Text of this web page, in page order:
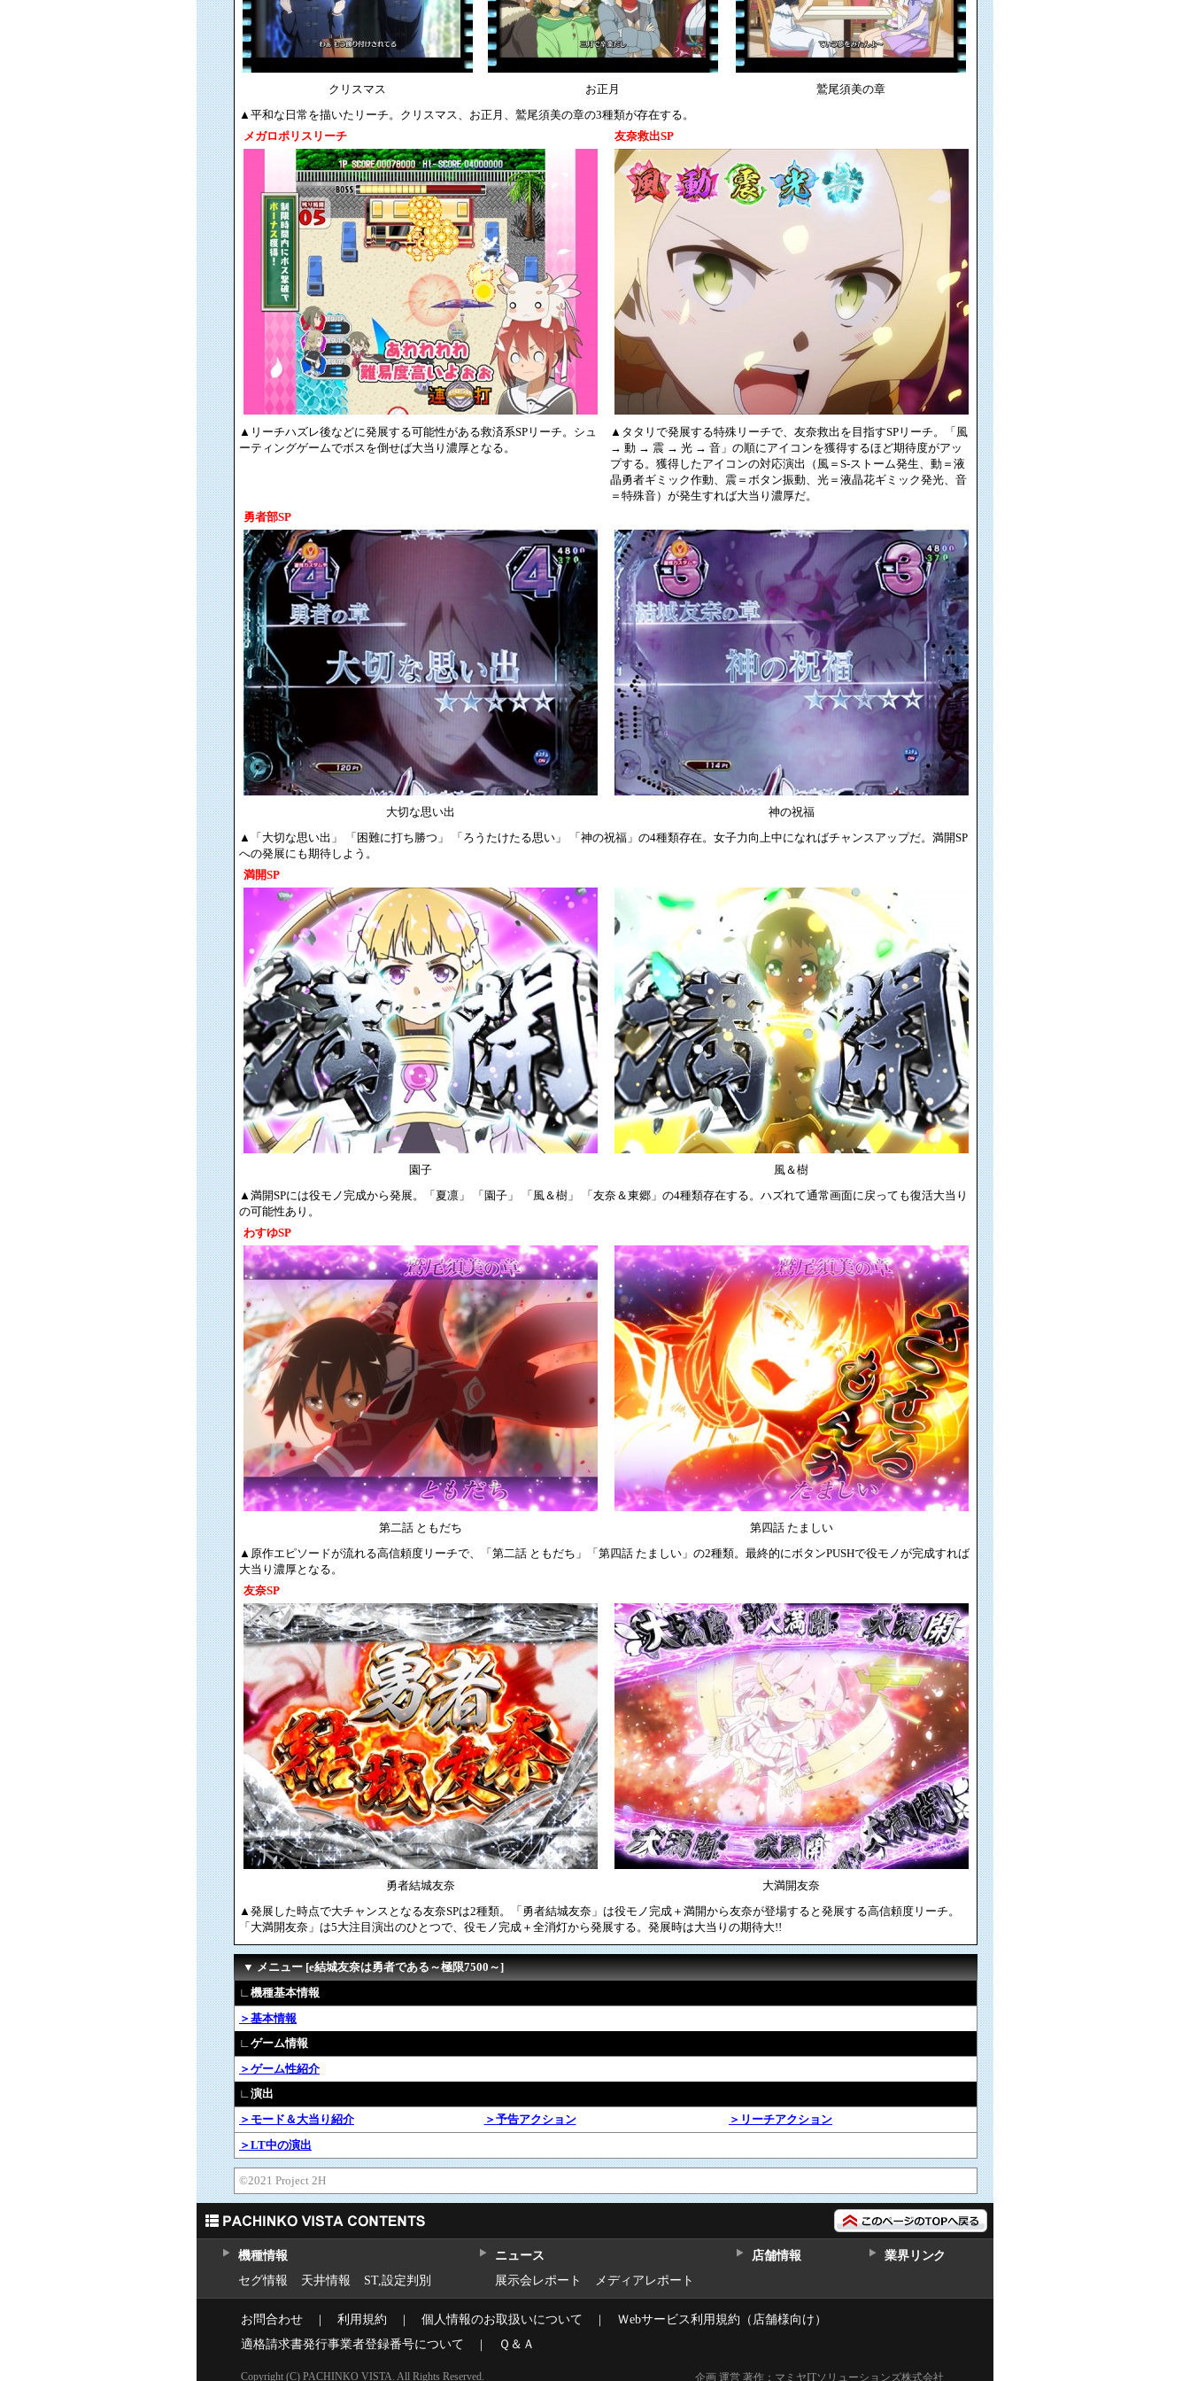
クリスマス お正月
鷲尾須美の章
▲平和な日常を描いたリーチ。クリスマス、お正月、鷲尾須美の章の3種類が存在する。
メガロポリスリーチ
友奈救出SP
▲リーチハズレ後などに発展する可能性がある救済系SPリーチ。シュ
ーティングゲームでボスを倒せば大当り濃厚となる。
▲タタリで発展する特殊リーチで、友奈救出を目指すSPリーチ。「風
→ 動 → 震 → 光 → 音」の順にアイコンを獲得するほど期待度がアッ
プする。獲得したアイコンの対応演出（風＝S-ストーム発生、動＝液
晶勇者ギミック作動、震＝ボタン振動、光＝液晶花ギミック発光、音
＝特殊音）が発生すれば大当り濃厚だ。
勇者部SP
大切な思い出
神の祝福
▲「大切な思い出」 「困難に打ち勝つ」 「ろうたけたる思い」 「神の祝福」の4種類存在。女子力向上中になればチャンスアップだ。満開SP
への発展にも期待しよう。
満開SP
園子
風＆樹
▲満開SPには役モノ完成から発展。「夏凛」 「園子」 「風＆樹」 「友奈＆東郷」の4種類存在する。ハズれて通常画面に戻っても復活大当り
の可能性あり。
わすゆSP
第二話 ともだち
第四話 たましい
▲原作エピソードが流れる高信頼度リーチで、「第二話 ともだち」「第四話 たましい」の2種類。最終的にボタンPUSHで役モノが完成すれば
大当り濃厚となる。
友奈SP
勇者結城友奈
大満開友奈
▲発展した時点で大チャンスとなる友奈SPは2種類。「勇者結城友奈」は役モノ完成＋満開から友奈が登場すると発展する高信頼度リーチ。
「大満開友奈」は5大注目演出のひとつで、役モノ完成＋全消灯から発展する。発展時は大当りの期待大!!
▼ メニュー [e結城友奈は勇者である～極限7500～]
∟機種基本情報
＞基本情報
∟ゲーム情報
＞ゲーム性紹介
∟演出
＞モード＆大当り紹介
＞予告アクション
＞リーチアクション
＞LT中の演出
©2021 Project 2H
機種情報
セグ情報
天井情報 ST,設定判別
ニュース
展示会レポート
メディアレポート
店舗情報 業界リンク
お問合わせ ｜ 利用規約 ｜ 個人情報のお取扱いについて ｜ Ｗebサービス利用規約（店舗様向け）
適格請求書発行事業者登録番号について ｜ Ｑ＆Ａ
Copyright (C) PACHINKO VISTA. All Rights Reserved. 企画 運営 著作：マミヤITソリューションズ株式会社